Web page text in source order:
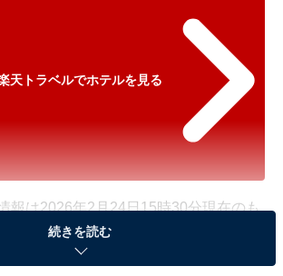
天トラベルでホテルを見る
報は2026年2月24日15時30分現在のも
更、満室の場合もあります。
商品の購入やサービスの利用により、売上の一部が
続きを読む